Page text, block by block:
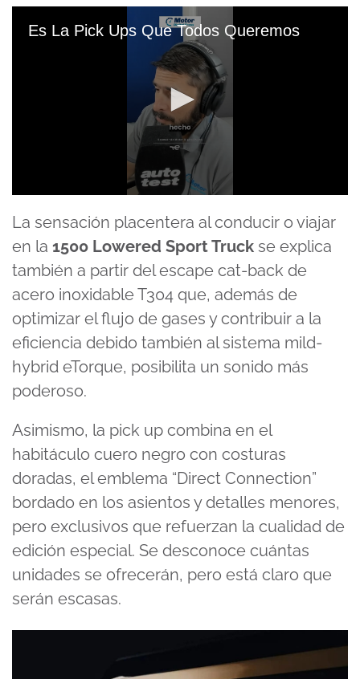
Es La Pick Ups Que Todos Queremos
seconds
of
seconds
La sensación placentera al conducir o viajar
en la 1500 Lowered Sport Truck se explica
también a partir del escape cat-back de
acero inoxidable T304 que, además de
optimizar el flujo de gases y contribuir a la
eficiencia debido también al sistema mild-
hybrid eTorque, posibilita un sonido más
poderoso.
Asimismo, la pick up combina en el
habitáculo cuero negro con costuras
doradas, el emblema “Direct Connection”
bordado en los asientos y detalles menores,
pero exclusivos que refuerzan la cualidad de
edición especial. Se desconoce cuántas
unidades se ofrecerán, pero está claro que
serán escasas.